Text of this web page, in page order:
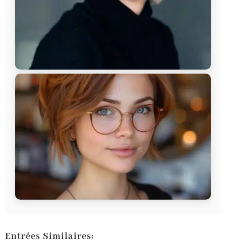
Entrées Similaires: